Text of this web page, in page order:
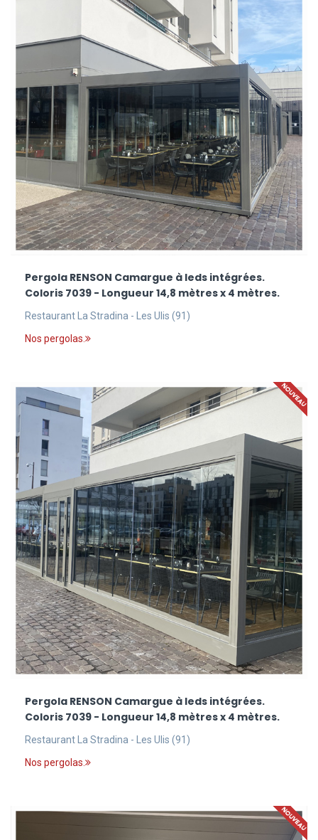
Pergola RENSON Camargue à leds intégrées.
Coloris 7039 - Longueur 14,8 mètres x 4 mètres.
Restaurant La Stradina - Les Ulis (91)
Nos pergolas.
Pergola RENSON Camargue à leds intégrées.
Coloris 7039 - Longueur 14,8 mètres x 4 mètres.
Restaurant La Stradina - Les Ulis (91)
Nos pergolas.